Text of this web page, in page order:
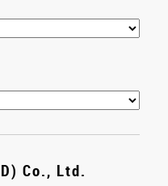
Co., Ltd.